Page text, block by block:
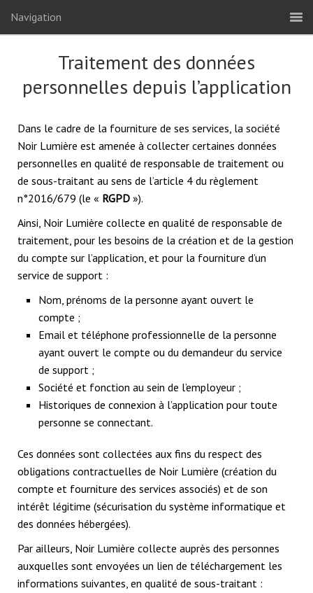
Navigation
Traitement des données
personnelles depuis l’application
Dans le cadre de la fourniture de ses services, la société
Noir Lumière est amenée à collecter certaines données
personnelles en qualité de responsable de traitement ou
de sous-traitant au sens de l’article 4 du règlement
n°2016/679 (le « RGPD »).
Ainsi, Noir Lumière collecte en qualité de responsable de
traitement, pour les besoins de la création et de la gestion
du compte sur l’application, et pour la fourniture d’un
service de support :
Nom, prénoms de la personne ayant ouvert le
compte ;
Email et téléphone professionnelle de la personne
ayant ouvert le compte ou du demandeur du service
de support ;
Société et fonction au sein de l’employeur ;
Historiques de connexion à l’application pour toute
personne se connectant.
Ces données sont collectées aux fins du respect des
obligations contractuelles de Noir Lumière (création du
compte et fourniture des services associés) et de son
intérêt légitime (sécurisation du système informatique et
des données hébergées).
Par ailleurs, Noir Lumière collecte auprès des personnes
auxquelles sont envoyées un lien de téléchargement les
informations suivantes, en qualité de sous-traitant :